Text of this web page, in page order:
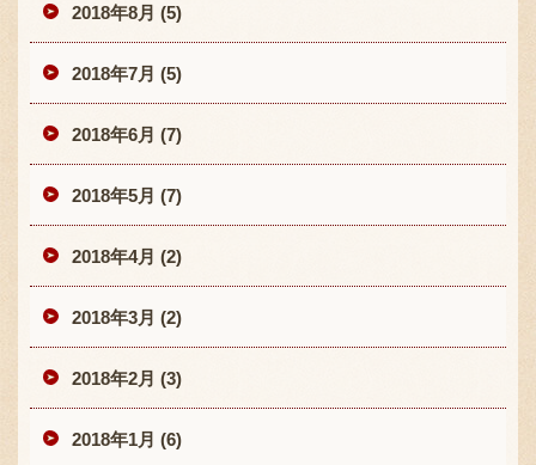
2018年8月 (5)
2018年7月 (5)
2018年6月 (7)
2018年5月 (7)
2018年4月 (2)
2018年3月 (2)
2018年2月 (3)
2018年1月 (6)